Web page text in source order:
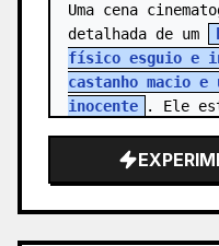
Uma cena
detalhada de um
físico esguio e
castanho macio e
inocente
. Ele